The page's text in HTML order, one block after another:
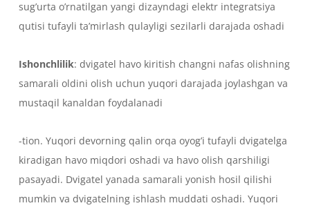
sug’urta o’rnatilgan yangi dizayndagi elektr integratsiya
qutisi tufayli ta’mirlash qulayligi sezilarli darajada oshadi
Ishonchlilik: dvigatel havo kiritish changni nafas olishning
samarali oldini olish uchun yuqori darajada joylashgan va
mustaqil kanaldan foydalanadi
-tion. Yuqori devorning qalin orqa oyog’i tufayli dvigatelga
kiradigan havo miqdori oshadi va havo olish qarshiligi
pasayadi. Dvigatel yanada samarali yonish hosil qilishi
mumkin va dvigatelning ishlash muddati oshadi. Yuqori